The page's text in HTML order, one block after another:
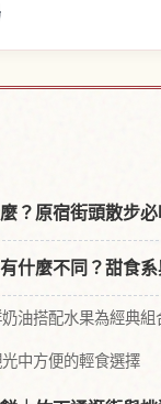
？原宿街頭散步
什麼不同？甜食
油搭配水果為經典組
中方便的輕食選擇